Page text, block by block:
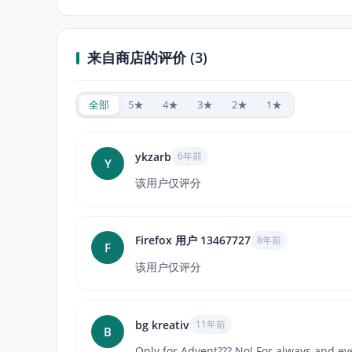
来自商店的评价 (3)
全部 5★ 4★ 3★ 2★ 1★
Y ykzarb 6年前
该用户仅评分
F Firefox 用户 13467727 8年前
该用户仅评分
B bg kreativ 11年前